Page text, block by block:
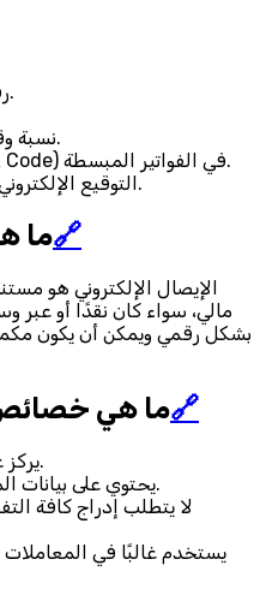
رقم التسجيل الضريبي للبائع.
نسبة وقيمة ضريبة القيمة المضافة.
رمز الاستجابة السريعة (QR Code) في الفواتير المبسطة.
التوقيع الإلكتروني وفق مواصفات هيئة الزكاة.
ما🔗
الإيصال الإلكتروني هو
مالي، سواء كان نقدًا أو عبر
بشكل رقمي ويمكن أن يكون مكملًا
ما هي خصائص🔗
يركز على إثبات عملية الدفع فقط.
يحتوي على بيانات المبلغ المدفوع وطريقة الدفع.
لا يتطلب إدراج كافة
يستخدم غالبًا في المعاملات